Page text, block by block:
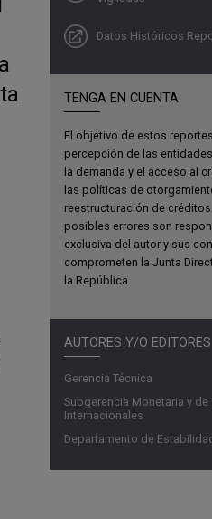
Datos Históricos
TENGA EN CUENTA
El objetivo de estos
percepción de las
la demanda y el acceso al
las políticas de
reestructuración de
posibles errores son
exclusiva del autor y sus
comprometen la Junta
la República.
AUTORES Y/O EDITORES
Gerencia Técnica
Subgerencia Monetaria y de
Internacionales
Departamento de